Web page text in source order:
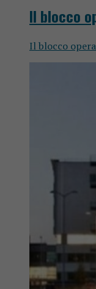
Il blocco
Il blocco